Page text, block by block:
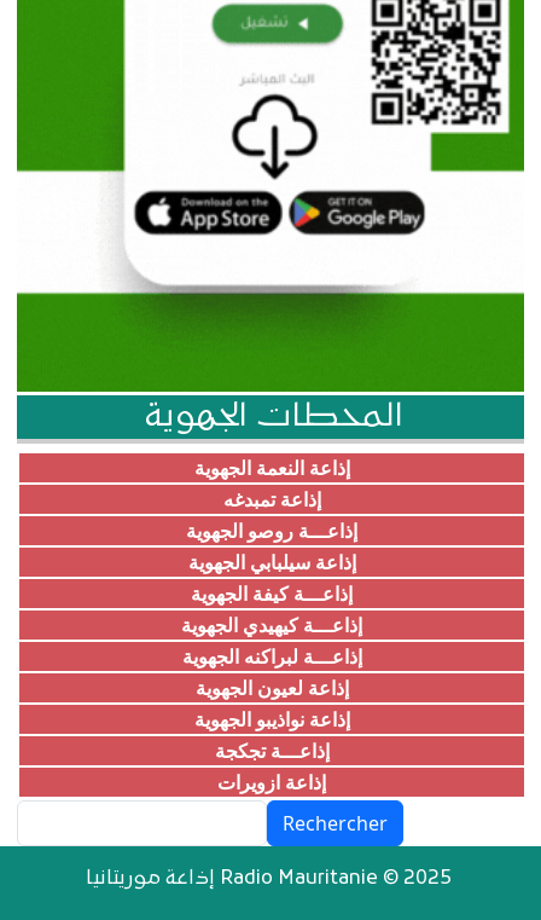
المحطات الجهوية
إذاعة النعمة الجهوية
إذاعة تمبدغه
إذاعـــة روصو الجهوية
إذاعة سيلبابي الجهوية
إذاعـــة كيفة الجهوية
إذاعـــة كيهيدي الجهوية
إذاعـــة لبراكنه الجهوية
إذاعة لعيون الجهوية
إذاعة نواذيبو الجهوية
إذاعـــة تجكجة
إذاعة ازويرات
إذاعة موريتانيا Radio Mauritanie © 2025